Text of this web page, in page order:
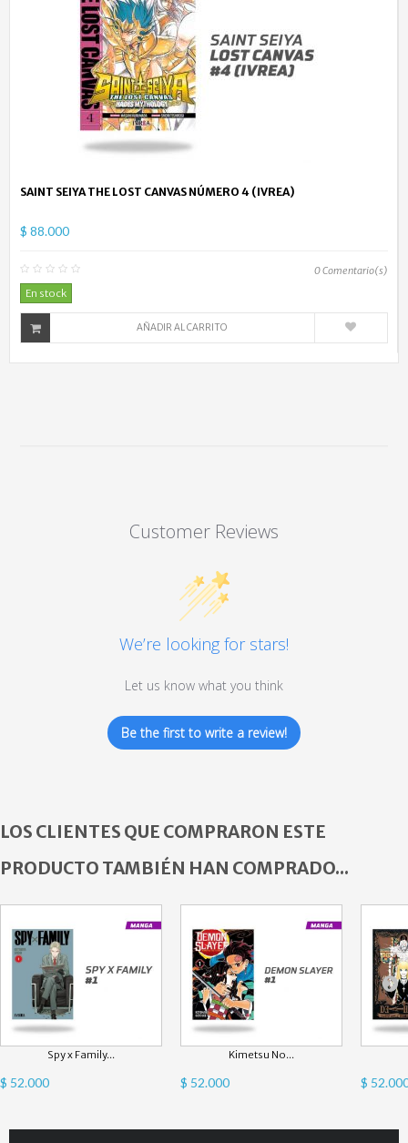
SAINT SEIYA THE LOST CANVAS NÚMERO 4 (IVREA)
$ 88.000
0Comentario(s)
En stock
AÑADIR AL CARRITO
Customer Reviews
We’re looking for stars!
Let us know what you think
Be the first to write a review!
LOS CLIENTES QUE COMPRARON ESTE
PRODUCTO TAMBIÉN HAN COMPRADO...
Spy x Family...
$ 52.000
Kimetsu No...
$ 52.000 $